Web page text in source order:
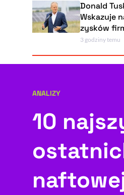
Donald Tusk
Wskazuje na
zysków firm
3 godziny temu
Kategoria artykułu:
ANALIZY
10